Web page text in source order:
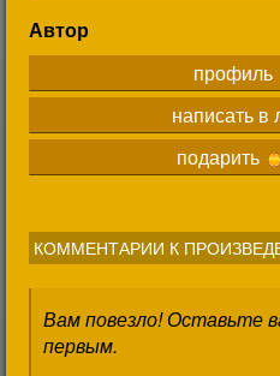
Автор
профиль
написать в
подарить
КОММЕНТАРИИ К
Вам повезло! Оставьте
первым.